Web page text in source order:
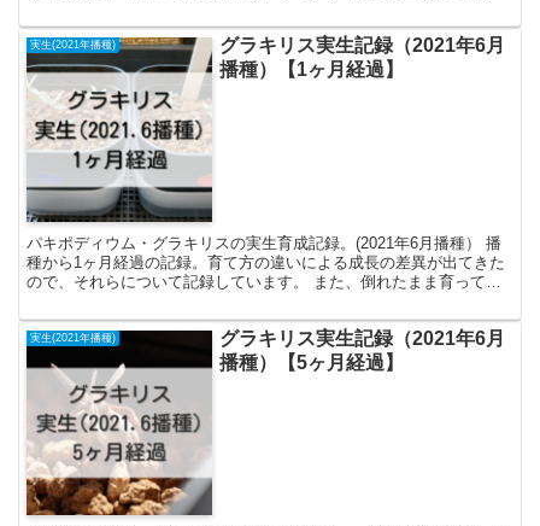
実生(2021年播種)
グラキリス実生記録（2021年6月
播種）【1ヶ月経過】
パキポディウム・グラキリスの実生育成記録。(2021年6月播種） 播
種から1ヶ月経過の記録。育て方の違いによる成長の差異が出てきた
ので、それらについて記録しています。 また、倒れたまま育ってし
で、今後の反省点としています。
実生(2021年播種)
グラキリス実生記録（2021年6月
播種）【5ヶ月経過】